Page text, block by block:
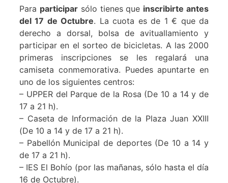
Para participarsólo tienes que inscribirte antes
del 17 de Octubre. La cuota es de 1 € que da
derecho a dorsal, bolsa de avituallamiento y
participar en el sorteo de bicicletas. A las 2000
primeras inscripciones se les regalará una
camiseta conmemorativa. Puedes apuntarte en
uno de los siguientes centros:
– UPPER del Parque de la Rosa (De 10 a 14 y de
17 a 21 h).
– Caseta de Información de la Plaza Juan XXIII
(De 10 a 14 y de 17 a 21 h).
– Pabellón Municipal de deportes (De 10 a 14 y
de 17 a 21 h).
– IES El Bohío (por las mañanas, sólo hasta el día
16 de Octubre).